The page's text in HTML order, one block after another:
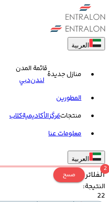
العربية
منازل جديدة
قائمة المدن
لندندبي
المطورين
منتجاتمَركَزالأكاديميةکلاب
معلومات عنا
العربية
الفلاتر
2
مسح
النتيجة:
22